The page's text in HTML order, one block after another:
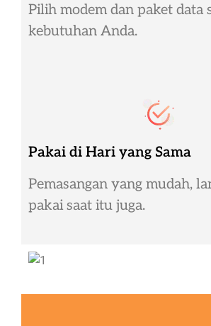
Pilih modem dan paket data
kebutuhan Anda.
Pakai di Hari yang Sama
Pemasangan yang mudah,
pakai saat itu juga.